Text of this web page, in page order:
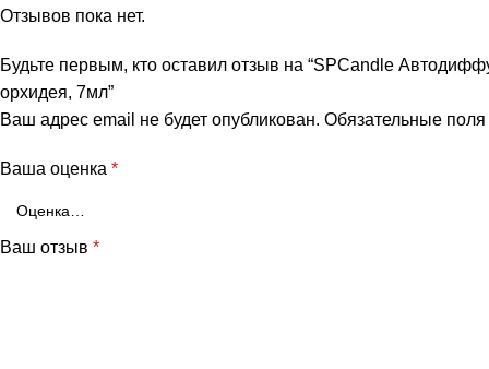
Отзывов пока нет.
Будьте первым, кто оставил отзыв на “SPCandle
орхидея, 7мл”
Ваш адрес email не будет опубликован. Обязательные
Ваша оценка *
Ваш отзыв *